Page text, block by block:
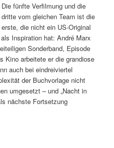
Die fünfte Verfilmung und die
dritte vom gleichen Team ist die
erste, die nicht ein US-Original
Inspiration hat: André Marx
Sonderband, Episode
Kino arbeitete er die grandiose
auch bei eindreiviertel
der Buchvorlage nicht
umgesetzt – und „Nacht in
nächste Fortsetzung